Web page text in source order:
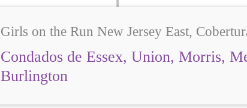
Girls on the Run New Jersey East,
Condados de Essex, Union, Morris,
Burlington